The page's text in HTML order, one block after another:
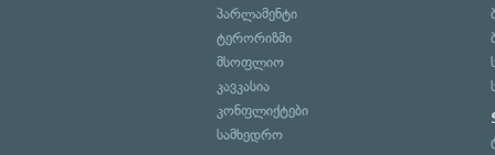
პარლამენტი
ტერორიზმი
მსოფლიო
კავკასია
კონფლიქტები
სამხედრო